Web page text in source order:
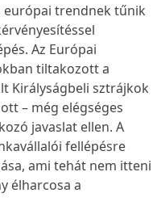
európai trendnek tűnik
Az Európai
tiltakozott a
Királyságbeli sztrájkok
– még elégséges
javaslat ellen. A
fellépésre
ami tehát nem itteni
élharcosa a